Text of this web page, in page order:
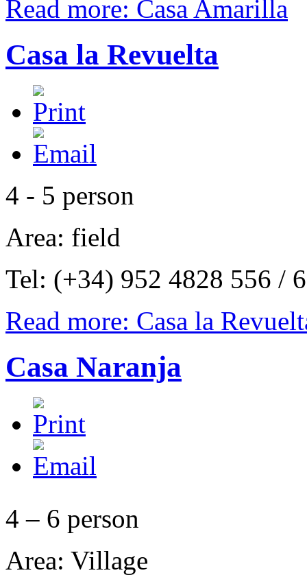
Read more: Casa Amarilla
Casa la Revuelta
4 - 5 person
Area: field
Tel: (+34) 952 4828 556 /
Read more: Casa la
Casa Naranja
4 – 6 person
Area: Village